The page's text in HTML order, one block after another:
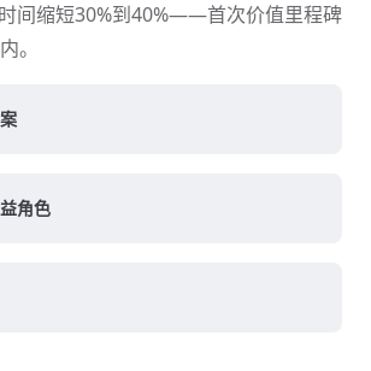
间缩短30%到40%——首次价值里程碑
。
角色